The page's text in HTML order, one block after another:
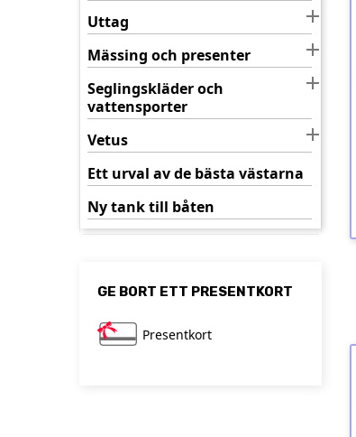
Uttag 
Mässing och presenter 
Seglingskläder och
vattensporter

Vetus 
Ett urval av de bästa västarna
Ny tank till båten
GE BORT ETT PRESENTKORT
Presentkort